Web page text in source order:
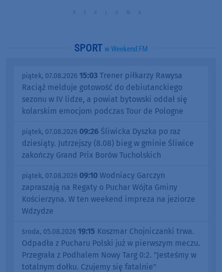
SPORT w Weekend FM
piątek, 07.08.2026 15:03 Trener piłkarzy Rawysa
Raciąż melduje gotowość do debiutanckiego
sezonu w IV lidze, a powiat bytowski oddał się
kolarskim emocjom podczas Tour de Pologne
piątek, 07.08.2026 09:26 Śliwicka Dyszka po raz
dziesiąty. Jutrzejszy (8.08) bieg w gminie Śliwice
zakończy Grand Prix Borów Tucholskich
piątek, 07.08.2026 09:10 Wodniacy Garczyn
zapraszają na Regaty o Puchar Wójta Gminy
Kościerzyna. W ten weekend impreza na jeziorze
Wdzydze
środa, 05.08.2026 19:15 Koszmar Chojniczanki trwa.
Odpadła z Pucharu Polski już w pierwszym meczu.
Przegrała z Podhalem Nowy Targ 0:2. "Jesteśmy w
totalnym dołku. Czujemy się fatalnie"